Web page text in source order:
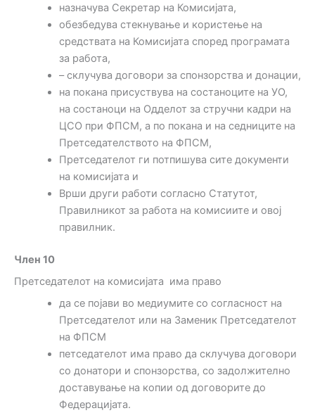
назначува Секретар на Комисијата,
обезбедува стекнување и користење на
средствата на Комисијата според програмата
за работа,
– склучува договори за спонзорства и донации,
на покана присуствува на состаноците на УО,
на состаноци на Одделот за стручни кадри на
ЦСО при ФПСМ, а по покана и на седниците на
Претседателството на ФПСМ,
Претседателот ги потпишува сите документи
на комисијата и
Врши други работи согласно Статутот,
Правилникот за работа на комисиите и овој
правилник.
Член 10
Претседателот на комисијата има право
да се појави во медиумите со согласност на
Претседателот или на Заменик Претседателот
на ФПСМ
петседателот има право да склучува договори
со донатори и спонзорства, со задолжително
доставување на копии од договорите до
Федерацијата.